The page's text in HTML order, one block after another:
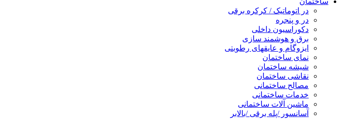
در اتوماتیک / کرکره برقی
در و پنجره
دکوراسیون داخلی
برق و هوشمند سازی
ایزوگام و عایقهای رطوبتی
نمای ساختمان
شیشه ساختمان
نقاشی ساختمان
مصالح ساختمانی
خدمات ساختمانی
ماشین آلات ساختمانی
آسانسور /پله برقی /بالابر